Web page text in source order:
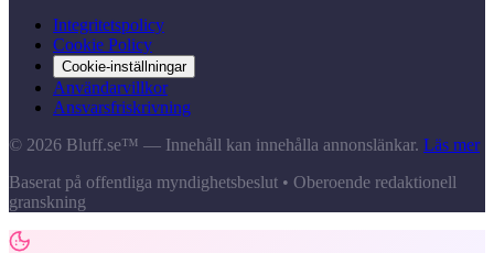
Integritetspolicy
Cookie Policy
Cookie-inställningar
Användarvillkor
Ansvarsfriskrivning
© 2026 Bluff.se™ — Innehåll kan innehålla annonslänkar. Läs mer
Baserat på offentliga myndighetsbeslut • Oberoende redaktionell
granskning